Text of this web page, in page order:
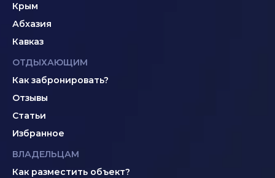
Крым
Абхазия
Кавказ
ОТДЫХАЮЩИМ
Как забронировать?
Отзывы
Статьи
Избранное
ВЛАДЕЛЬЦАМ
Как разместить объект?